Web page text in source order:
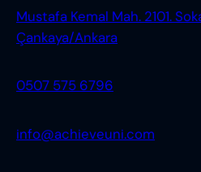
Mustafa Kemal Mah. 2101.
Çankaya/Ankara
0507 575 6796
info@achieveuni.com